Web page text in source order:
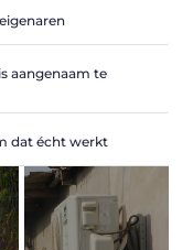
aangenaam te
dat écht werkt